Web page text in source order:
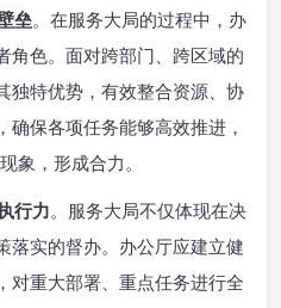
垒。在服务大局的过程中，办
角色。面对跨部门、跨区域的
独特优势，有效整合资源、协
保各项任务能够高效推进，
象，形成合力。
行力。服务大局不仅体现在决
落实的督办。办公厅应建立健
对重大部署、重点任务进行全